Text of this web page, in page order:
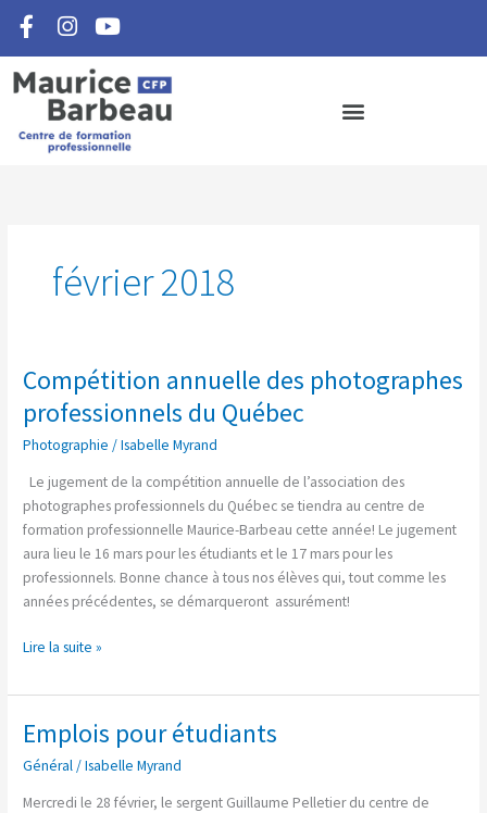
contenu
F
a
c
e
b
o
I
n
s
t
a
g
r
Y
o
u
t
u
b
e
février 2018
Compétition annuelle des photographes
professionnels du Québec
Photographie /Isabelle Myrand
Le jugement de la compétition annuelle de l’association des
photographes professionnels du Québec se tiendra au centre de
formation professionnelle Maurice-Barbeau cette année! Le jugement
aura lieu le 16 mars pour les étudiants et le 17 mars pour les
professionnels. Bonne chance à tous nos élèves qui, tout comme les
années précédentes, se démarqueront assurément!
Compétition
annuelle
des
photographes
Québec
Lire la suite »
Emplois pour étudiants
Général/Isabelle Myrand
Mercredi le 28 février, le sergent Guillaume Pelletier du centre de
Emplois
étudiants